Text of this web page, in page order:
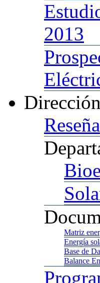
2013
Dirección
Reseña
Matriz
Energía
Base de
Balance